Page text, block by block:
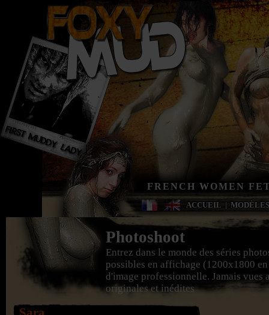
FRENCH WOMEN
ACCUEIL | MODÈLES
Photoshoot
Entrez dans le monde des séries
possibles en affichage (1200x1800
d'image professionnelle. Jamais vues
originales et inédites